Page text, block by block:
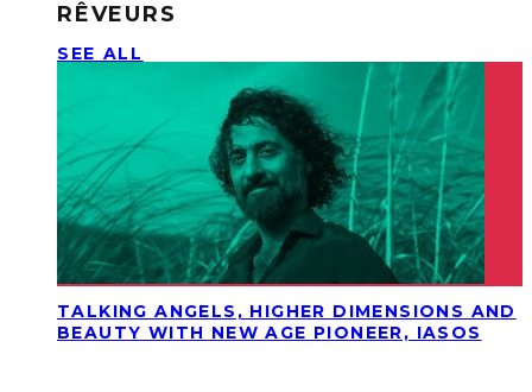
RÊVEURS
SEE ALL
TALKING ANGELS, HIGHER DIMENSIONS AND
BEAUTY WITH NEW AGE PIONEER, IASOS